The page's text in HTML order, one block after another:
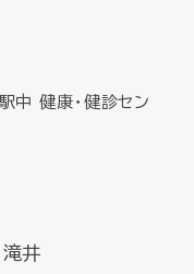
中 健康・健診セン
滝井